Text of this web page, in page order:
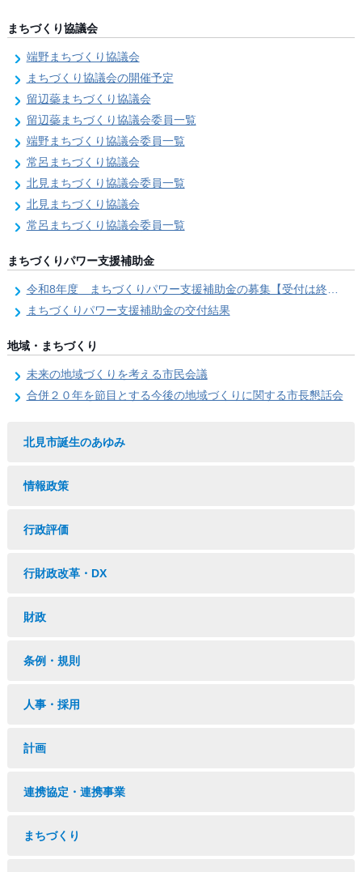
まちづくり協議会
端野まちづくり協議会
まちづくり協議会の開催予定
留辺蘂まちづくり協議会
留辺蘂まちづくり協議会委員一覧
端野まちづくり協議会委員一覧
常呂まちづくり協議会
北見まちづくり協議会委員一覧
北見まちづくり協議会
常呂まちづくり協議会委員一覧
まちづくりパワー支援補助金
令和8年度 まちづくりパワー支援補助金の募集【受付は終了しました。】
まちづくりパワー支援補助金の交付結果
地域・まちづくり
未来の地域づくりを考える市民会議
合併２０年を節目とする今後の地域づくりに関する市長懇話会
北見市誕生のあゆみ
情報政策
行政評価
行財政改革・DX
財政
条例・規則
人事・採用
計画
連携協定・連携事業
まちづくり